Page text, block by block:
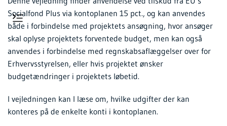
Socialfond Plus via kontoplanen 15 pct., og kan anvendes
både i forbindelse med projektets ansøgning, hvor ansøger
skal oplyse projektets forventede budget, men kan også
anvendes i forbindelse med regnskabsaflæggelser over for
Erhvervsstyrelsen, eller hvis projektet ønsker
budgetændringer i projektets løbetid.
I vejledningen kan I læse om, hvilke udgifter der kan
konteres på de enkelte konti i kontoplanen.